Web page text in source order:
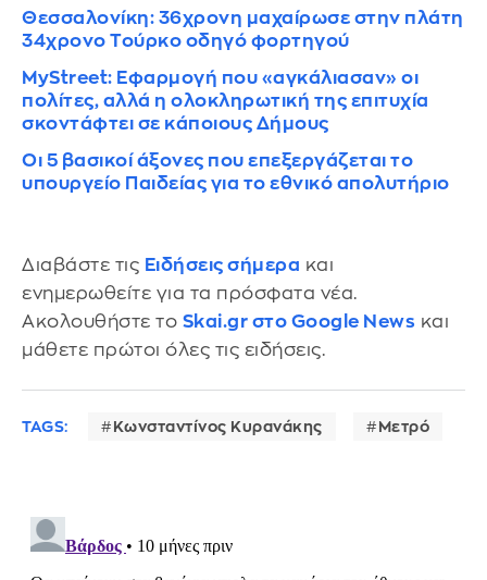
Θεσσαλονίκη: 36χρονη μαχαίρωσε στην πλάτη
34χρονο Τούρκο οδηγό φορτηγού
MyStreet: Εφαρμογή που «αγκάλιασαν» οι
πολίτες, αλλά η ολοκληρωτική της επιτυχία
σκοντάφτει σε κάποιους Δήμους
Οι 5 βασικοί άξονες που επεξεργάζεται το
υπουργείο Παιδείας για το εθνικό απολυτήριο
Διαβάστε τις Ειδήσεις σήμερα και
ενημερωθείτε για τα πρόσφατα νέα.
Ακολουθήστε το Skai.gr στο Google News και
μάθετε πρώτοι όλες τις ειδήσεις.
TAGS: Κωνσταντίνος Κυρανάκης Μετρό